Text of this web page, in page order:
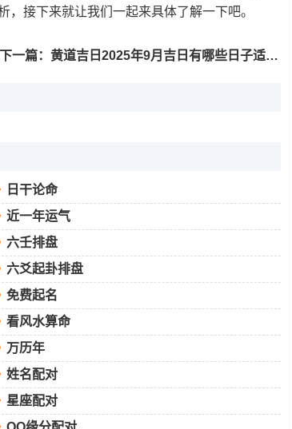
接下来就让我们一起来具体了解一下吧。
下一篇：黄道吉日2025年9月吉日有哪些日子适合结婚 公历2025年9月黄道吉日有哪些
日干论命
近一年运气
六壬排盘
六爻起卦排盘
免费起名
看风水算命
万历年
姓名配对
星座配对